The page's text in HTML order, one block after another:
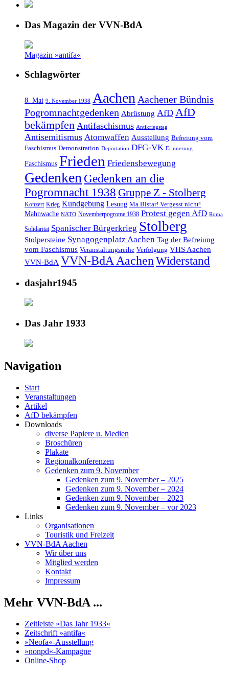
Das Magazin der VVN-BdA
Magazin »antifa«
Schlagwörter
8. Mai 9. November 1938 Aachen Aachener Bündnis
Pogromnachtgedenken Abrüstung AfD AfD
bekämpfen Antifaschismus Antikriegstag
Antisemitismus Atomwaffen Ausstellung Befreiung vom
Faschismus Demonstration Deportation DFG-VK Erinnerung
Faschismus Frieden Friedensbewegung
Gedenken Gedenken an die
Pogromnacht 1938 Gruppe Z - Stolberg
Konzert Krieg Kundgebung Lesung Ma Bistar! Vergesst nicht!
Mahnwache NATO Novemberpogrome 1938 Protest gegen AfD Roma
Solidarität Spanischer Bürgerkrieg Stolberg
Stolpersteine Synagogenplatz Aachen Tag der Befreiung
vom Faschismus Veranstaltungsreihe Verfolgung VHS Aachen
VVN-BdA VVN-BdA AachenWiderstand
dasjahr1945
Das Jahr 1933
Navigation
Start
Veranstaltungen
Artikel
AfD bekämpfen
Downloads
diverse Papiere u. Medien
Broschüren
Plakate
Regionalkonferenzen
Gedenken zum 9. November
Gedenken zum 9. November – 2025
Gedenken zum 9. November – 2024
Gedenken zum 9. November – 2023
Gedenken zum 9. November – vor 2023
Links
Organisationen
Touristik und Freizeit
VVN-BdA Aachen
Wir über uns
Mitglied werden
Kontakt
Impressum
Mehr VVN-BdA ...
Zeitleiste »Das Jahr 1933«
Zeitschrift »antifa«
»Neofa«-Ausstellung
»nonpd«-Kampagne
Online-Shop